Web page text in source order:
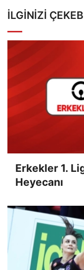
İLGINIZI
Erkekler 1.
Heyecanı